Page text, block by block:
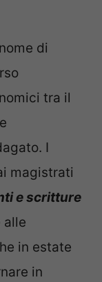
di
tra il
I
magistrati
e scritture
alle
in estate
in